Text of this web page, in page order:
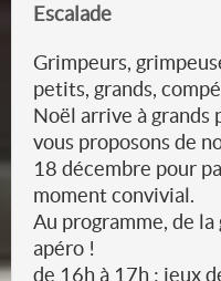
Escalade
Grimpeurs,
petits, grands,
Noël arrive à grands
vous proposons de
18 décembre pour
moment convivial.
Au programme, de
apéro !
de 16h à 17h : jeux